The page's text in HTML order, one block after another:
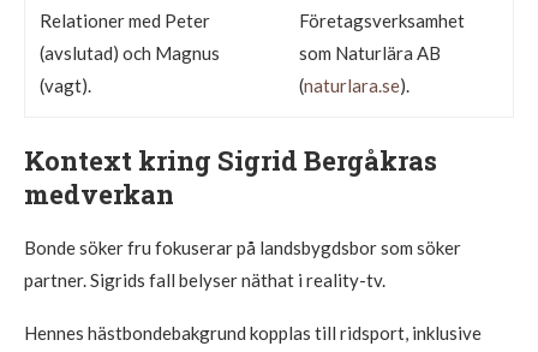
Relationer med Peter
(avslutad) och Magnus
(vagt).
Företagsverksamhet
som Naturlära AB
(naturlara.se).
Kontext kring Sigrid Bergåkras
medverkan
Bonde söker fru fokuserar på landsbygdsbor som söker
partner. Sigrids fall belyser näthat i reality-tv.
Hennes hästbondebakgrund kopplas till ridsport, inklusive